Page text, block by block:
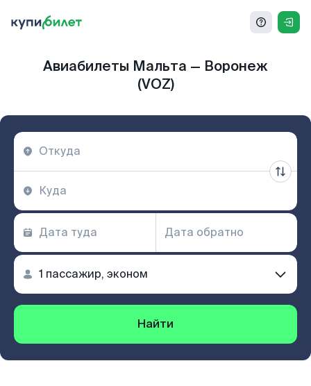
Авиабилеты Мальта — Воронеж
(VOZ)
Найти